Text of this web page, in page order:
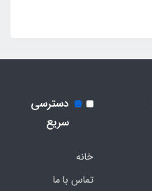
دسترسی
سریع
خانه
تماس با ما